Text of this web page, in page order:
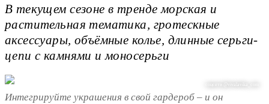
В текущем сезоне в тренде морская и
растительная тематика, гротескные
аксессуары, объёмные колье, длинные серьги-
цепи с камнями и моносерьги
соцсети @vivalavika_com
Интегрируйте украшения в свой гардероб – и он